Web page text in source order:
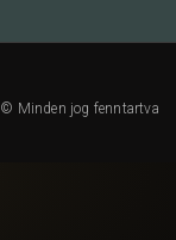
© Minden jog fenntartva